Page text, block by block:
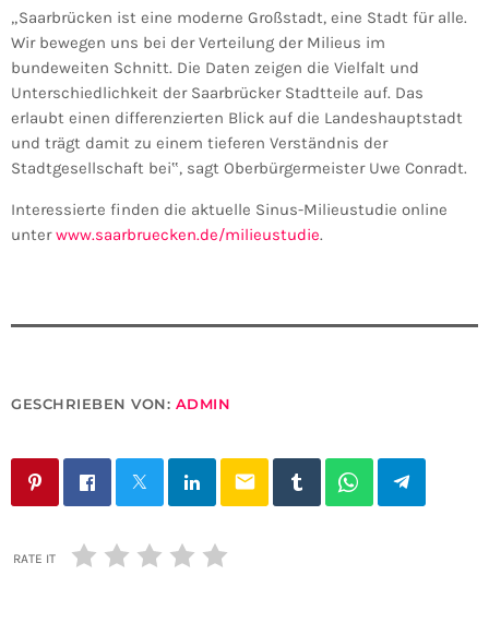
„Saarbrücken ist eine moderne Großstadt, eine Stadt für alle.
Wir bewegen uns bei der Verteilung der Milieus im
bundeweiten Schnitt. Die Daten zeigen die Vielfalt und
Unterschiedlichkeit der Saarbrücker Stadtteile auf. Das
erlaubt einen differenzierten Blick auf die Landeshauptstadt
und trägt damit zu einem tieferen Verständnis der
Stadtgesellschaft bei‟, sagt Oberbürgermeister Uwe Conradt.
Interessierte finden die aktuelle Sinus-Milieustudie online
unterwww.saarbruecken.de/milieustudie.
GESCHRIEBEN VON: ADMIN
email
RATE IT